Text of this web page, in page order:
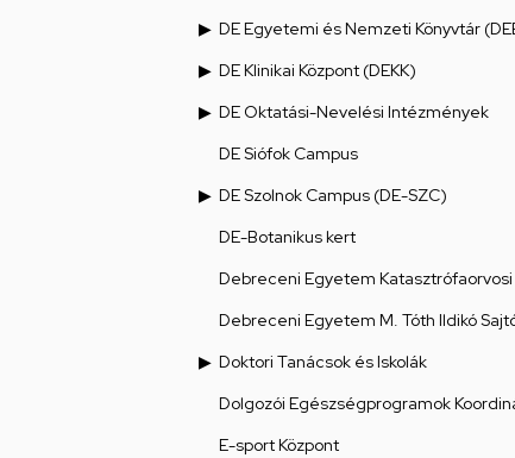
DE Egyetemi és Nemzeti Könyvtár
DE Klinikai Központ (DEKK)
DE Oktatási-Nevelési Intézmények
DE Siófok Campus
DE Szolnok Campus (DE-SZC)
DE-Botanikus kert
Debreceni Egyetem
Debreceni Egyetem M. Tóth Ildikó
Doktori Tanácsok és Iskolák
Dolgozói Egészségprogramok
E-sport Központ